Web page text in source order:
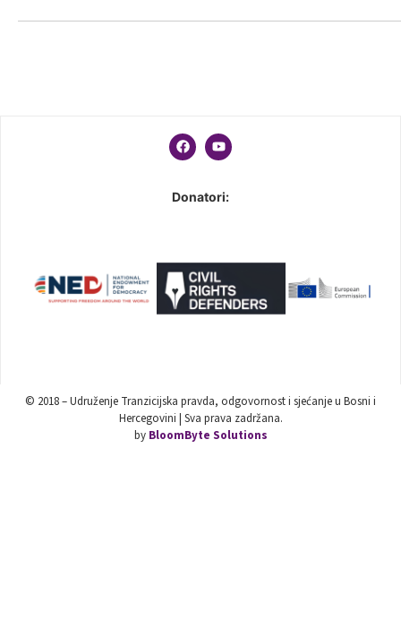
Donatori:
© 2018 – Udruženje Tranzicijska pravda, odgovornost i sjećanje u Bosni i
Hercegovini | Sva prava zadržana.
by BloomByte Solutions